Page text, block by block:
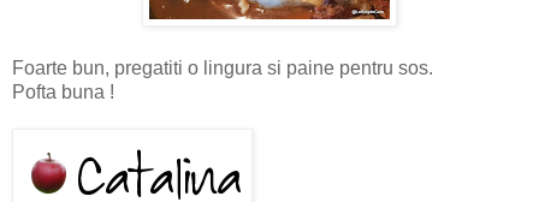
Foarte bun, pregatiti o lingura si paine pentru sos.
Pofta buna !